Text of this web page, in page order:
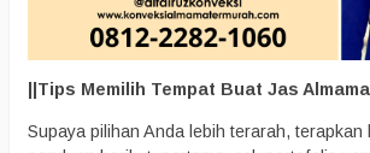
||Tips Memilih Tempat Buat Jas
Supaya pilihan Anda lebih terarah, terapkan